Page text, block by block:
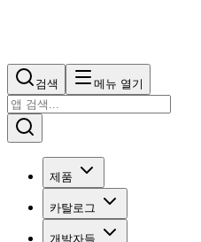
검색 메뉴 열기
제품
카탈로그
개발자들